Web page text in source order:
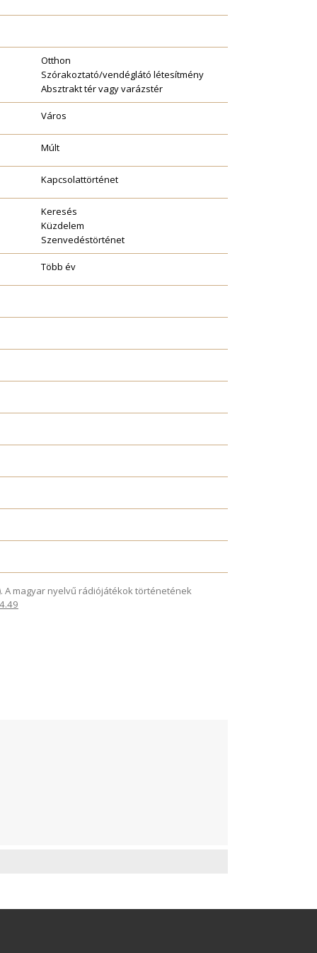
Otthon
Szórakoztató/vendéglátó létesítmény
Absztrakt tér vagy varázstér
Város
Múlt
Kapcsolattörténet
Keresés
Küzdelem
Szenvedéstörténet
Több év
A magyar nyelvű rádiójátékok történetének